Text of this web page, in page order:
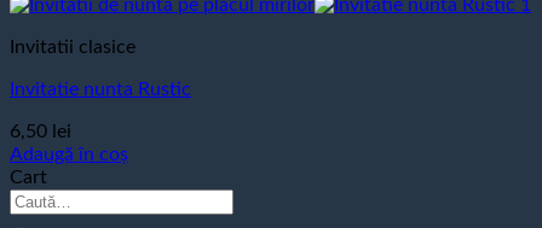
Invitatii clasice
Invitatie nunta Rustic
6,50 lei
Adaugă în coș
Cart
Caută